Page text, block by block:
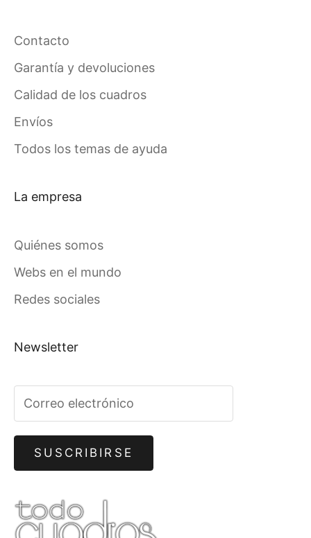
Contacto
Garantía y devoluciones
Calidad de los cuadros
Envíos
Todos los temas de ayuda
La empresa
Quiénes somos
Webs en el mundo
Redes sociales
Newsletter
SUSCRIBIRSE